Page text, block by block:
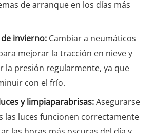
de arranque en los días más
invierno: Cambiar a neumáticos
mejorar la tracción en nieve y
la presión regularmente, ya que
con el frío.
y limpiaparabrisas:Asegurarse
las luces funcionen correctamente